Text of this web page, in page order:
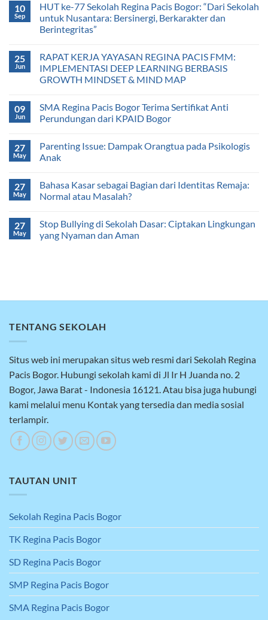
10
Sep
HUT ke-77 Sekolah Regina Pacis Bogor: “Dari Sekolah
untuk Nusantara: Bersinergi, Berkarakter dan
Berintegritas”
25
Jun
RAPAT KERJA YAYASAN REGINA PACIS FMM:
IMPLEMENTASI DEEP LEARNING BERBASIS
GROWTH MINDSET & MIND MAP
09
Jun
SMA Regina Pacis Bogor Terima Sertifikat Anti
Perundungan dari KPAID Bogor
27
May
Parenting Issue: Dampak Orangtua pada Psikologis
Anak
27
May
Bahasa Kasar sebagai Bagian dari Identitas Remaja:
Normal atau Masalah?
27
May
Stop Bullying di Sekolah Dasar: Ciptakan Lingkungan
yang Nyaman dan Aman
TENTANG SEKOLAH
Situs web ini merupakan situs web resmi dari Sekolah Regina
Pacis Bogor. Hubungi sekolah kami di Jl Ir H Juanda no. 2
Bogor, Jawa Barat - Indonesia 16121. Atau bisa juga hubungi
kami melalui menu Kontak yang tersedia dan media sosial
terlampir.
TAUTAN UNIT
Sekolah Regina Pacis Bogor
TK Regina Pacis Bogor
SD Regina Pacis Bogor
SMP Regina Pacis Bogor
SMA Regina Pacis Bogor